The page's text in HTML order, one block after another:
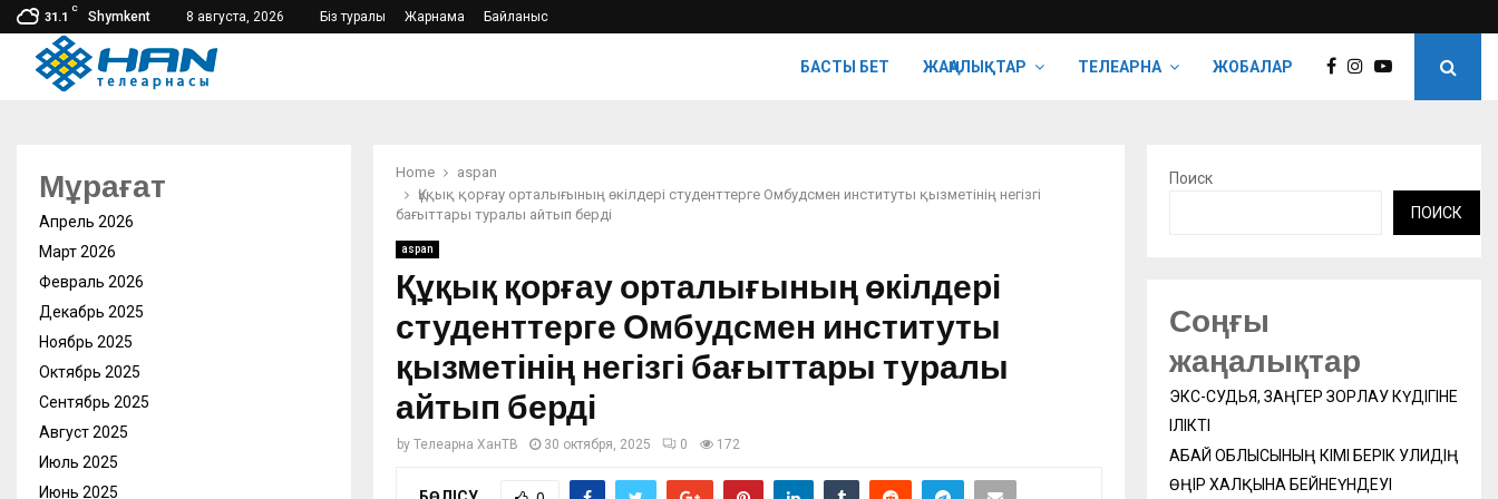
31.1
C
Shymkent 8 августа, 2026 Біз туралы Жарнама Байланыс
БАСТЫ БЕТ ЖАҢАЛЫҚТАР ТЕЛЕАРНА ЖОБАЛАР
Home
aspan
Құқық қорғау орталығының өкілдері студенттерге Омбудсмен институты қызметінің негізгі
бағыттары туралы айтып берді
aspan
Құқық қорғау орталығының өкілдері
студенттерге Омбудсмен институты
қызметінің негізгі бағыттары туралы
айтып берді
by Телеарна ХанТВ 30 октября, 2025 0 172
Мұрағат
Апрель 2026
Март 2026
Февраль 2026
Декабрь 2025
Ноябрь 2025
Октябрь 2025
Сентябрь 2025
Август 2025
Июль 2025
Июнь 2025
Поиск
ПОИСК
Соңғы
жаңалықтар
ЭКС-СУДЬЯ, ЗАҢГЕР ЗОРЛАУ КҮДІГІНЕ
ІЛІКТІ
АБАЙ ОБЛЫСЫНЫҢ ӘКІМІ БЕРІК УӘЛИДІҢ
ӨҢІР ХАЛҚЫНА БЕЙНЕҮНДЕУІ